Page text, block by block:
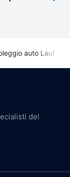
auto Lauf
del